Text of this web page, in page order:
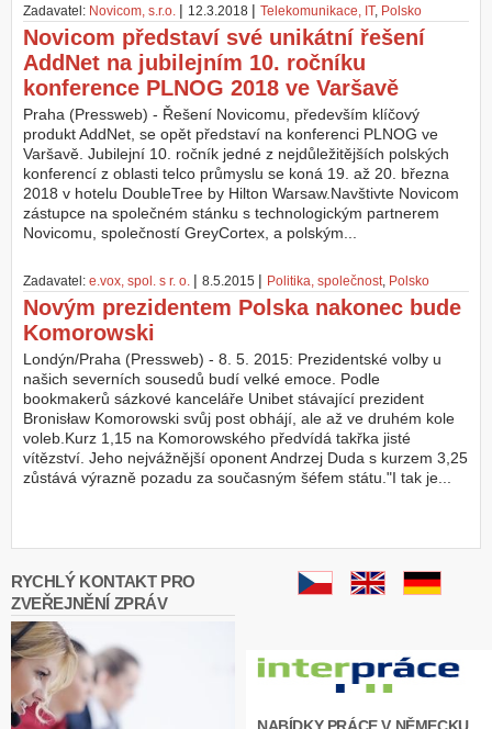
a
l
o
ž
i
t
ú
č
e
t
Zadavatel: Novicom, s.r.o. | 12.3.2018 | Telekomunikace, IT, Polsko
Novicom představí své unikátní řešení
AddNet na jubilejním 10. ročníku
konference PLNOG 2018 ve Varšavě
Praha (Pressweb) - Řešení Novicomu, především klíčový
produkt AddNet, se opět představí na konferenci PLNOG ve
Varšavě. Jubilejní 10. ročník jedné z nejdůležitějších polských
konferencí z oblasti telco průmyslu se koná 19. až 20. března
2018 v hotelu DoubleTree by Hilton Warsaw.Navštivte Novicom
zástupce na společném stánku s technologickým partnerem
Novicomu, společností GreyCortex, a polským...
Zadavatel: e.vox, spol. s r. o. | 8.5.2015 | Politika, společnost, Polsko
Novým prezidentem Polska nakonec bude
Komorowski
Londýn/Praha (Pressweb) - 8. 5. 2015: Prezidentské volby u
našich severních sousedů budí velké emoce. Podle
bookmakerů sázkové kanceláře Unibet stávající prezident
Bronisław Komorowski svůj post obhájí, ale až ve druhém kole
voleb.Kurz 1,15 na Komorowského předvídá takřka jisté
vítězství. Jeho nejvážnější oponent Andrzej Duda s kurzem 3,25
zůstává výrazně pozadu za současným šéfem státu."I tak je...
RYCHLÝ KONTAKT PRO
ZVEŘEJNĚNÍ ZPRÁV